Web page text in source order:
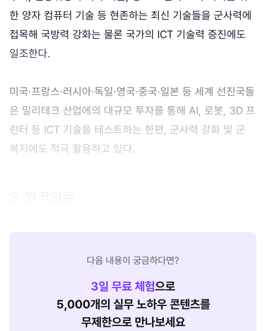
한 양자 컴퓨터 기술 등 현존하는 최신 기술들을 군사력에
접목해 국방력 강화는 물론 국가의 ICT 기술력 증진에도
일조한다.
미국·프랑스·러시아·독일·영국·중국·일본 등 세계 선진국들
은 밀리테크 산업에의 대규모 투자를 통해 AI, 로봇, 3D 프
린터 등 ICT 기술을 테스트하는 한편, 군사력 강화 및 군
복지에도 적극 활용하고 있다.
다음 내용이 궁금하다면?
3일 무료 체험으로
5,000개의 실무 노하우 콘텐츠를
무제한으로 만나보세요